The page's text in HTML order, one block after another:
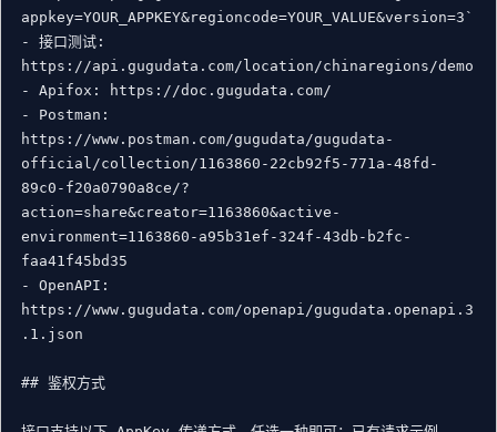
appkey=YOUR_APPKEY&regioncode=YOUR_VALUE&version=3`
- 接口测试:
https://api.gugudata.com/location/chinaregions/demo
- Apifox: https://doc.gugudata.com/
- Postman:
https://www.postman.com/gugudata/gugudata-
official/collection/1163860-22cb92f5-771a-48fd-
89c0-f20a0790a8ce/?
action=share&creator=1163860&active-
environment=1163860-a95b31ef-324f-43db-b2fc-
faa41f45bd35
- OpenAPI:
https://www.gugudata.com/openapi/gugudata.openapi.3
.1.json
## 鉴权方式